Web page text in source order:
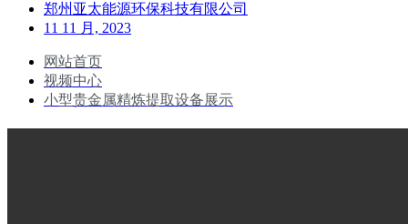
郑州亚太能源环保科技有限公司
11 11 月, 2023
网站首页
视频中心
小型贵金属精炼提取设备展示